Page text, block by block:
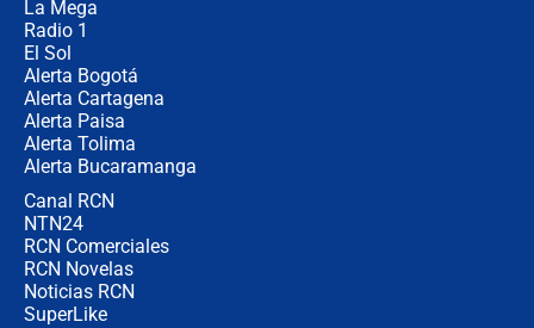
La Mega
Radio 1
El Sol
Alerta Bogotá
Alerta Cartagena
Alerta Paisa
Alerta Tolima
Alerta Bucaramanga
Canal RCN
NTN24
RCN Comerciales
RCN Novelas
Noticias RCN
SuperLike